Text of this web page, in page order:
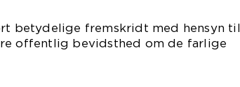
betydelige fremskridt med hensyn til
offentlig bevidsthed om de farlige